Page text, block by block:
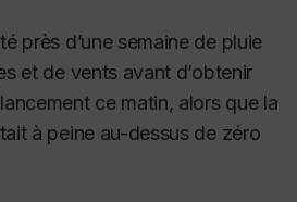
près d’une semaine de pluie
et de vents avant d’obtenir
ce matin, alors que la
à peine au-dessus de zéro